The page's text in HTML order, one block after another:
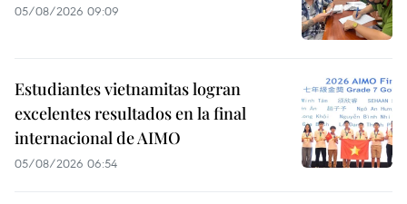
05/08/2026 09:09
Estudiantes vietnamitas logran
excelentes resultados en la final
internacional de AIMO
05/08/2026 06:54